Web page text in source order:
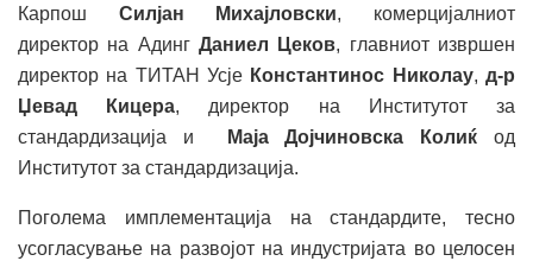
Карпош Силјан Михајловски, комерцијалниот
директор на Адинг Даниел Цеков, главниот извршен
директор на ТИТАН Усје Константинос Николау,д-р
Џевад Кицера, директор на Институтот за
стандардизација и
Маја Дојчиновска Колиќ од
Институтот за стандардизација.
Поголема имплементација на стандардите, тесно
усогласување на развојот на индустријата во целосен